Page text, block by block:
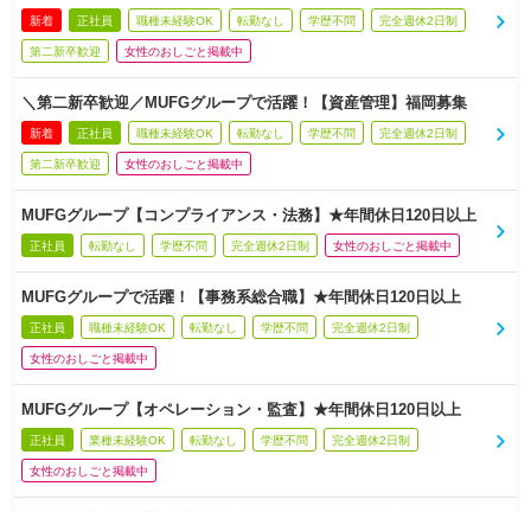
新着 正社員 職種未経験OK 転勤なし 学歴不問 完全週休2日制
第二新卒歓迎 女性のおしごと掲載中
＼第二新卒歓迎／MUFGグループで活躍！【資産管理】福岡募集
新着 正社員 職種未経験OK 転勤なし 学歴不問 完全週休2日制
第二新卒歓迎 女性のおしごと掲載中
MUFGグループ【コンプライアンス・法務】★年間休日120日以上
正社員 転勤なし 学歴不問 完全週休2日制 女性のおしごと掲載中
MUFGグループで活躍！【事務系総合職】★年間休日120日以上
正社員 職種未経験OK 転勤なし 学歴不問 完全週休2日制
女性のおしごと掲載中
MUFGグループ【オペレーション・監査】★年間休日120日以上
正社員 業種未経験OK 転勤なし 学歴不問 完全週休2日制
女性のおしごと掲載中